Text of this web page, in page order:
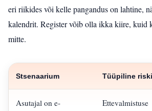
eri riikides või kelle pangandus on lahtine,
kalendrit. Register võib olla ikka kiire, kuid
mitte.
Stsenaarium Tüüpiline
Asutajal on e-
Ettevalmistuse